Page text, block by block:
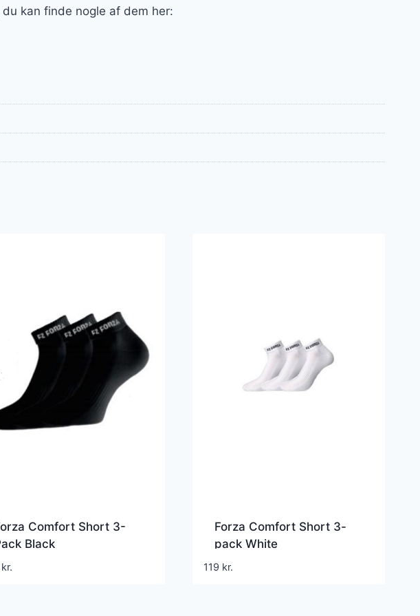
kan finde nogle af dem her:
Comfort Short 3-
Black
kr.
Forza Comfort Short 3-
pack White
119 kr.